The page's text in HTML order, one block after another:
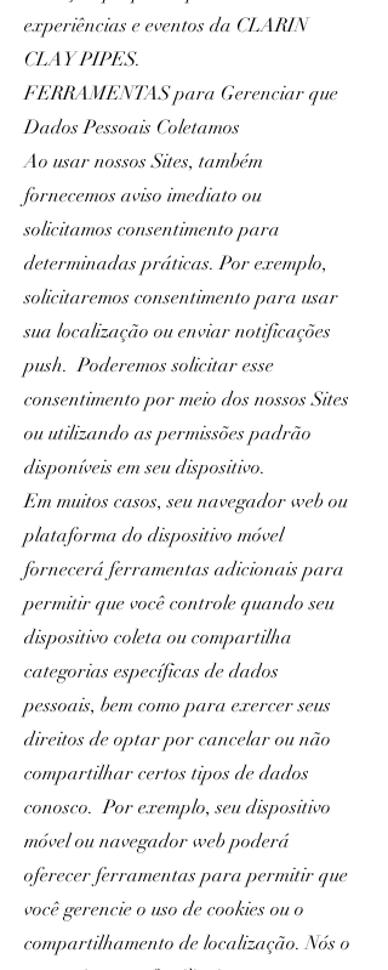
experiências e eventos da CLARIN
CLAY PIPES.
FERRAMENTAS para Gerenciar que
Dados Pessoais Coletamos
Ao usar nossos Sites, também
fornecemos aviso imediato ou
solicitamos consentimento para
determinadas práticas. Por exemplo,
solicitaremos consentimento para usar
sua localização ou enviar notificações
push. Poderemos solicitar esse
consentimento por meio dos nossos Sites
ou utilizando as permissões padrão
disponíveis em seu dispositivo.
Em muitos casos, seu navegador web ou
plataforma do dispositivo móvel
fornecerá ferramentas adicionais para
permitir que você controle quando seu
dispositivo coleta ou compartilha
categorias específicas de dados
pessoais, bem como para exercer seus
direitos de optar por cancelar ou não
compartilhar certos tipos de dados
conosco. Por exemplo, seu dispositivo
móvel ou navegador web poderá
oferecer ferramentas para permitir que
você gerencie o uso de cookies ou o
compartilhamento de localização. Nós o